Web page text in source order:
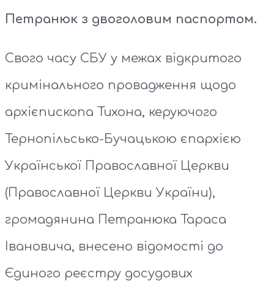
Петранюк з двоголовим паспортом.
Свого часу СБУ у межах відкритого
кримінального провадження щодо
архієпископа Тихона, керуючого
Тернопільсько-Бучацькою єпархією
Української Православної Церкви
(Православної Церкви України),
громадянина Петранюка Тараса
Івановича, внесено відомості до
Єдиного реєстру досудових